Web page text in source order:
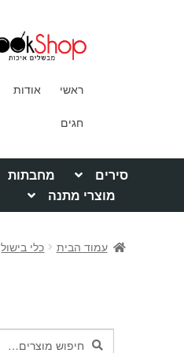
ראשי אודות
חגים
סירים מחבתות
מוצרי מתנה
עמוד הבית כלי בישול
חיפושחיפוש